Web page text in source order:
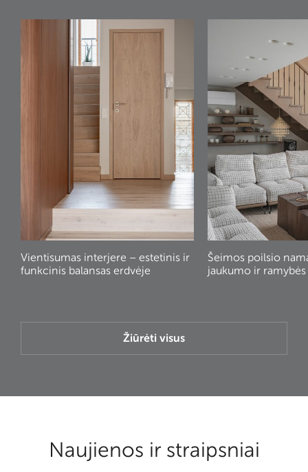
Vientisumas interjere – estetinis ir
funkcinis balansas erdvėje
Šeimos poilsio
jaukumo ir
Žiūrėti visus
Naujienos ir straipsniai